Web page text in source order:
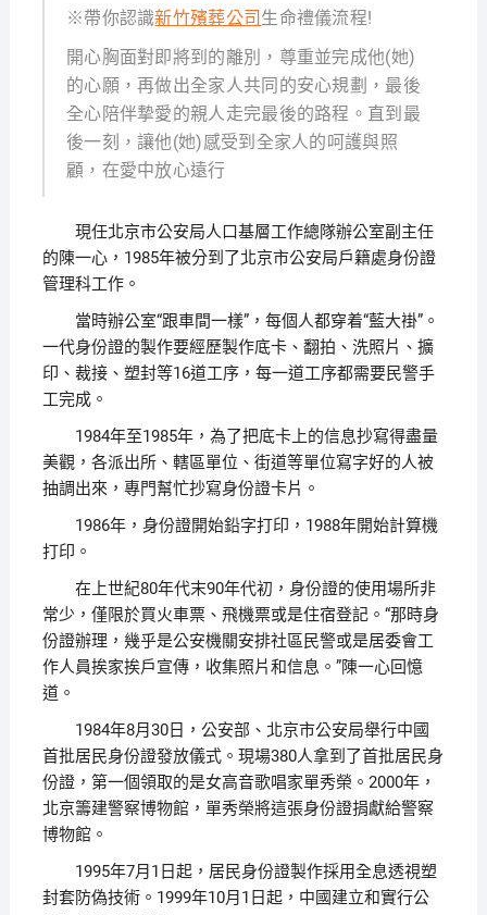
※帶你認識新竹殯葬公司 生命禮儀流程!
開心胸面對即將到的離別，尊重並完成他(她)
的心願，再做出全家人共同的安心規劃，最後
全心陪伴摯愛的親人走完最後的路程。直到最
後一刻，讓他(她)感受到全家人的呵護與照
顧，在愛中放心遠行
現任北京市公安局人口基層工作總隊辦公室副主任
的陳一心，1985年被分到了北京市公安局戶籍處身份證
管理科工作。
當時辦公室“跟車間一樣”，每個人都穿着“藍大褂”。
一代身份證的製作要經歷製作底卡、翻拍、洗照片、擴
印、裁接、塑封等16道工序，每一道工序都需要民警手
工完成。
1984年至1985年，為了把底卡上的信息抄寫得盡量
美觀，各派出所、轄區單位、街道等單位寫字好的人被
抽調出來，專門幫忙抄寫身份證卡片。
1986年，身份證開始鉛字打印，1988年開始計算機
打印。
在上世紀80年代末90年代初，身份證的使用場所非
常少，僅限於買火車票、飛機票或是住宿登記。“那時身
份證辦理，幾乎是公安機關安排社區民警或是居委會工
作人員挨家挨戶宣傳，收集照片和信息。”陳一心回憶
道。
1984年8月30日，公安部、北京市公安局舉行中國
首批居民身份證發放儀式。現場380人拿到了首批居民身
份證，第一個領取的是女高音歌唱家單秀榮。2000年，
北京籌建警察博物館，單秀榮將這張身份證捐獻給警察
博物館。
1995年7月1日起，居民身份證製作採用全息透視塑
封套防偽技術。1999年10月1日起，中國建立和實行公